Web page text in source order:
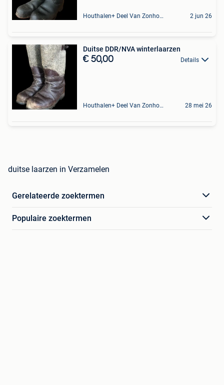
Houthalen+ Deel Van Zonhoven En Zolder 2 jun 26
Duitse DDR/NVA winterlaarzen
€ 50,00 Details
Houthalen+ Deel Van Zonhoven En Zolder 28 mei 26
duitse laarzen in Verzamelen
Gerelateerde zoektermen
Populaire zoektermen